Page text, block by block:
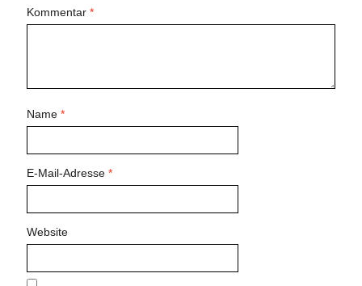
Kommentar *
Name *
E-Mail-Adresse *
Website